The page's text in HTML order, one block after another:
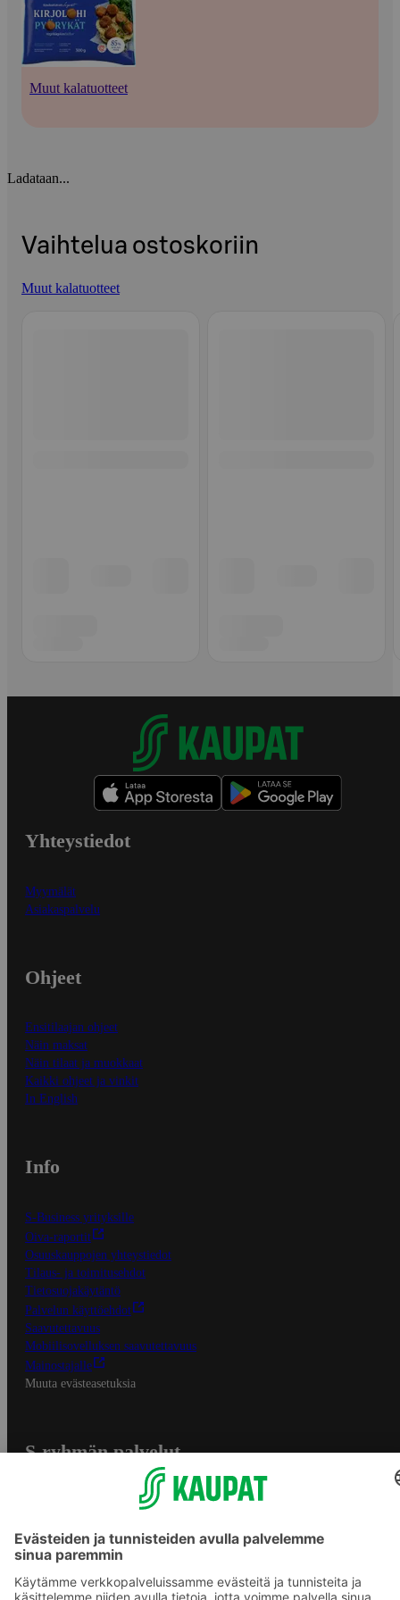
Muut kalatuotteet
Ladataan...
Vaihtelua ostoskoriin
Muut kalatuotteet
Yhteystiedot
Myymälät
Asiakaspalvelu
Ohjeet
Ensitilaajan ohjeet
Näin maksat
Näin tilaat ja muokkaat
Kaikki ohjeet ja vinkit
In English
Info
S-Business yrityksille
Oiva-raportit
Osuuskauppojen yhteystiedot
Tilaus- ja toimitusehdot
Tietosuojakäytäntö
Palvelun käyttöehdot
Saavutettavuus
Mobiilisovelluksen saavutettavuus
Mainostajalle
Muuta evästeasetuksia
S-ryhmän palvelut
Yhteishyvä Ruoka -sovellus
S-ostoslista -sovellus
Prisma.fi